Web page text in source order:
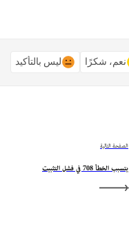
نعم، شكرًا ليس بالتأكيد
الصفحة التالية
يتسبب الخطأ 708 في فشل التثبيت